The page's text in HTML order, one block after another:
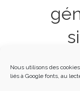
Nous utilisons des
liés à Google fonts, au
Voilà ce qui